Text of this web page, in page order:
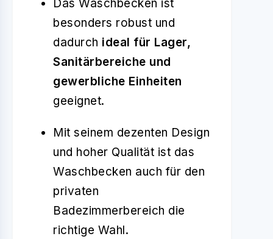
Das Waschbecken ist
besonders robust und
dadurch ideal für Lager,
Sanitärbereiche und
gewerbliche Einheiten
geeignet.
Mit seinem dezenten Design
und hoher Qualität ist das
Waschbecken auch für den
privaten
Badezimmerbereich die
richtige Wahl.